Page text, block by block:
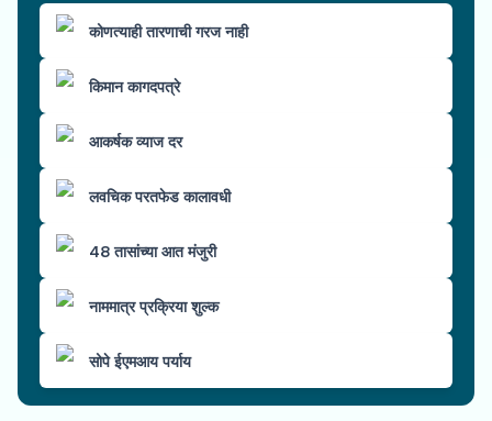
कोणत्याही तारणाची गरज नाही
किमान कागदपत्रे
आकर्षक व्याज दर
लवचिक परतफेड कालावधी
48 तासांच्या आत मंजुरी
नाममात्र प्रक्रिया शुल्क
सोपे ईएमआय पर्याय